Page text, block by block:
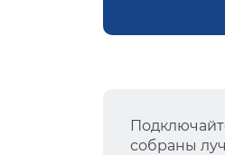
собраны